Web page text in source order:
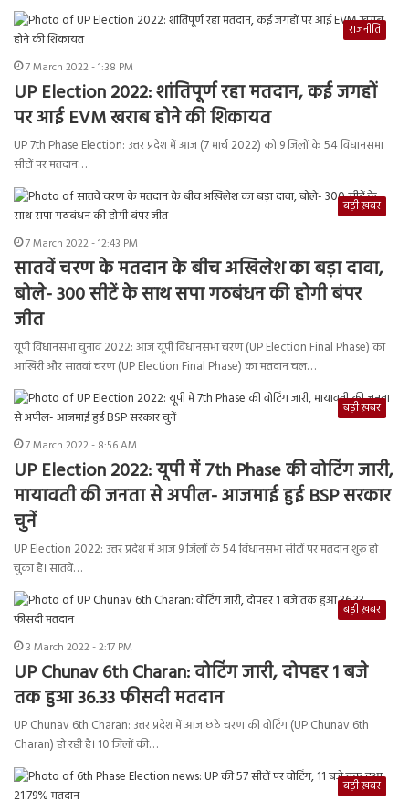
राजनीति
7 March 2022 - 1:38 PM
UP Election 2022: शांतिपूर्ण रहा मतदान, कई जगहों
पर आई EVM खराब होने की शिकायत
UP 7th Phase Election: उत्तर प्रदेश में आज (7 मार्च 2022) को 9 जिलों के 54 विधानसभा
सीटों पर मतदान…
बड़ी ख़बर
7 March 2022 - 12:43 PM
सातवें चरण के मतदान के बीच अखिलेश का बड़ा दावा,
बोले- 300 सीटें के साथ सपा गठबंधन की होगी बंपर
जीत
यूपी विधानसभा चुनाव 2022: आज यूपी विधानसभा चरण (UP Election Final Phase) का
आखिरी और सातवां चरण (UP Election Final Phase) का मतदान चल…
बड़ी ख़बर
7 March 2022 - 8:56 AM
UP Election 2022: यूपी में 7th Phase की वोटिंग जारी,
मायावती की जनता से अपील- आजमाई हुई BSP सरकार
चुनें
UP Election 2022: उत्तर प्रदेश में आज 9 जिलों के 54 विधानसभा सीटों पर मतदान शुरू हो
चुका है। सातवें…
बड़ी ख़बर
3 March 2022 - 2:17 PM
UP Chunav 6th Charan: वोटिंग जारी, दोपहर 1 बजे
तक हुआ 36.33 फीसदी मतदान
UP Chunav 6th Charan: उत्तर प्रदेश में आज छठे चरण की वोटिंग (UP Chunav 6th
Charan) हो रही है। 10 जिलों की…
बड़ी ख़बर